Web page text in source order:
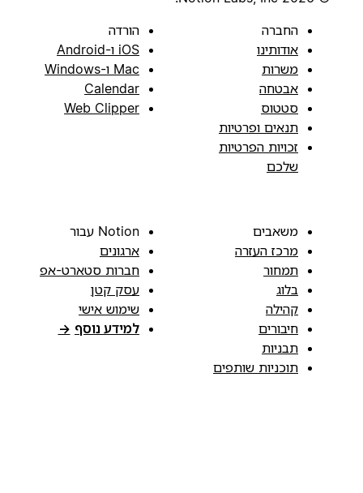
החברה
אודותינו
משרות
אבטחה
סטטוס
תנאים ופרטיות
זכויות הפרטיות
שלכם
הורדה
iOS ו-Android
Mac ו-Windows
Calendar
Web Clipper
משאבים
מרכז העזרה
תמחור
בלוג
קהילה
חיבורים
תבניות
תוכניות שותפים
Notion עבור
ארגונים
חברות סטארט-אפ
עסק קטן
שימוש אישי
למידע נוסף →